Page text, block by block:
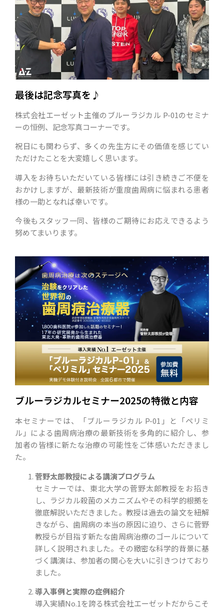
最後は記念写真を♪
株式会社エーゼット主催のブルーラジカル P-01のセミナ
ーの恒例、記念写真コーナーです。
祝日にも関わらず、多くの先生方にその価値を感じてい
ただけたことを大変嬉しく思います。
導入をお待ちいただいている皆様には引き続きご不便を
おかけしますが、最新技術が重度歯周病に悩まれる患者
様の一助となれば幸いです。
今後もスタッフ一同、皆様のご期待にお応えできるよう
努めてまいります。
ブルーラジカルセミナー2025の特徴と内容
本セミナーでは、「ブルーラジカル P-01」と「ペリミ
ル」による歯周病治療の最新技術を多角的に紹介し、参
加者の皆様に新たな治療の可能性をご体感いただきまし
た。
菅野太郎教授による講演プログラム
セミナーでは、東北大学の菅野太郎教授をお招き
し、ラジカル殺菌のメカニズムやその科学的根拠を
徹底解説いただきました。教授は過去の論文を紐解
きながら、歯周病の本当の原因に迫り、さらに菅野
教授らが目指す新たな歯周病治療のゴールについて
詳しく説明されました。その緻密な科学的背景に基
づく講演は、参加者の関心を大いに引きつけており
ました。
導入事例と実際の症例紹介
導入実績No.1を誇る株式会社エーゼットだからこそ